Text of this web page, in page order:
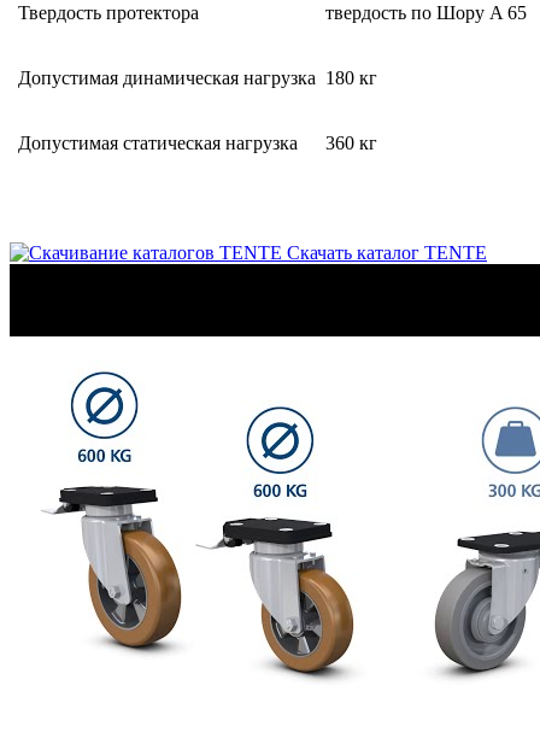
Твердость протектора твердость по Шору A 65
Допустимая динамическая нагрузка 180 кг
Допустимая статическая нагрузка 360 кг
Скачать каталог TENTE